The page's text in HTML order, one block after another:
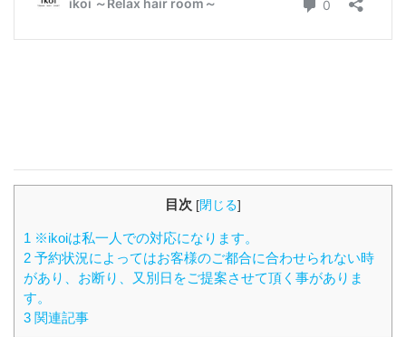
目次 [閉じる]
1 ※ikoiは私一人での対応になります。
2 予約状況によってはお客様のご都合に合わせられない時
があり、お断り、又別日をご提案させて頂く事がありま
す。
3 関連記事